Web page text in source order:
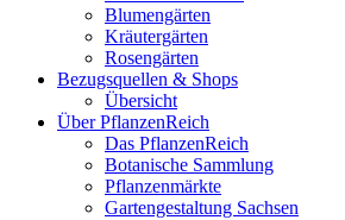
Blumengärten
Kräutergärten
Rosengärten
Bezugsquellen & Shops
Übersicht
Über PflanzenReich
Das PflanzenReich
Botanische Sammlung
Pflanzenmärkte
Gartengestaltung Sachsen